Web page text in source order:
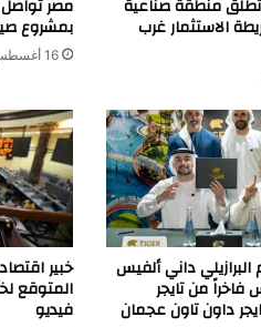
تطلق منطقة صناعية
الاستثمار غرب
مصر
بمشروع
16 أغسطس، 2025
داني ألفيس
من تايجر
داون تاون عجمان
خبير
المتوقع
فيديو